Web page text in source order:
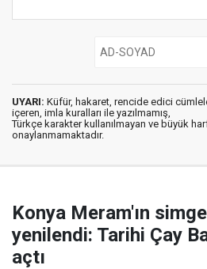
UYARI: Küfür, hakaret, rencide edici
içeren, imla kuralları ile yazılmamış,
Türkçe karakter kullanılmayan ve büyük
onaylanmamaktadır.
Konya Meram'ın
yenilendi: Tarihi Çay
açtı